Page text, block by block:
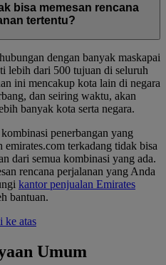
bisa memesan rencana
tertentu?
dengan banyak maskapai
lebih dari 500 tujuan di seluruh
ini mencakup kota lain di negara
dan seiring waktu, akan
banyak kota serta negara.
penerbangan yang
emirates.com terkadang tidak bisa
dari semua kombinasi yang ada.
rencana perjalanan yang Anda
kantor penjualan Emirates
bantuan.
ke atas
Umum